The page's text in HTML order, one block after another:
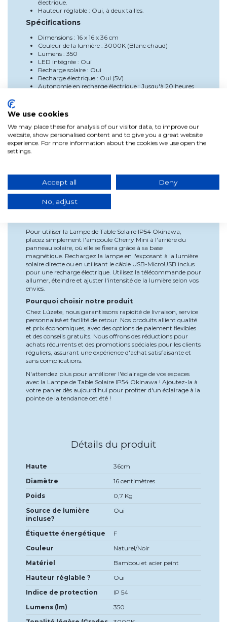
électrique.
Hauteur réglable : Oui, à deux tailles.
Spécifications
Dimensions : 16 x 16 x 36 cm
Couleur de la lumière : 3000K (Blanc chaud)
Lumens : 350
LED intégrée : Oui
Recharge solaire : Oui
Recharge électrique : Oui (5V)
Autonomie en recharge électrique : Jusqu'à 20 heures
Capteur crépusculaire : Non
Indice de protection (IP) : IP54, adapté à une utilisation
intérieure et extérieure
Avantages
Choisir la Lampe de Table Solaire IP54 Okinawa vous offre
qu'elle soit à travers l'énergie solaire ou électrique. L'ampoule
Cherry Mini avec base magnétique facilite l'utilisation sans
besoin d'installation. De plus, la télécommande offre
commodité et flexibilité pour ajuster l'éclairage selon vos
besoins.
Pour utiliser la Lampe de Table Solaire IP54 Okinawa,
placez simplement l'ampoule Cherry Mini à l'arrière du
panneau solaire, où elle se fixera grâce à sa base
magnétique. Rechargez la lampe en l'exposant à la lumière
solaire directe ou en utilisant le câble USB-MicroUSB inclus
pour une recharge électrique. Utilisez la télécommande pour
allumer, éteindre et ajuster l'intensité de la lumière selon vos
envies.
Pourquoi choisir notre produit
Chez Lúzete, nous garantissons rapidité de livraison, service
personnalisé et facilité de retour. Nos produits allient qualité
et prix économiques, avec des options de paiement flexibles
et des conseils gratuits. Nous offrons des réductions pour
achats récurrents et des promotions spéciales pour les clients
réguliers, assurant une expérience d'achat satisfaisante et
sans complications.
N'attendez plus pour améliorer l'éclairage de vos espaces
avec la Lampe de Table Solaire IP54 Okinawa ! Ajoutez-la à
votre panier dès aujourd'hui pour profiter d'un éclairage à la
pointe de la tendance cet été !
Détails du produit
Haute
36cm
Diamètre
16 centimètres
Poids
0,7 Kg
Source de lumière
incluse?
Oui
Étiquette énergétique
F
Couleur
Naturel/Noir
Matériel
Bambou et acier peint
Hauteur réglable ?
Oui
Indice de protection
IP 54
Lumens (lm)
350
We use cookies
We may place these for analysis of our visitor data, to improve our
website, show personalised content and to give you a great website
experience. For more information about the cookies we use open the
settings.
Accept all Deny
No, adjust